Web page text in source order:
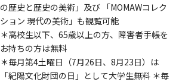
の歴史と歴史の美術」及び 「MOMAWコレク
ション 現代の美術」も観覧可能
＊高校生以下、65歳以上の方、障害者手帳を
お持ちの方は無料
＊毎月第4土曜日（7月26日、8月23日）は
「紀陽文化財団の日」として大学生無料 ＊毎